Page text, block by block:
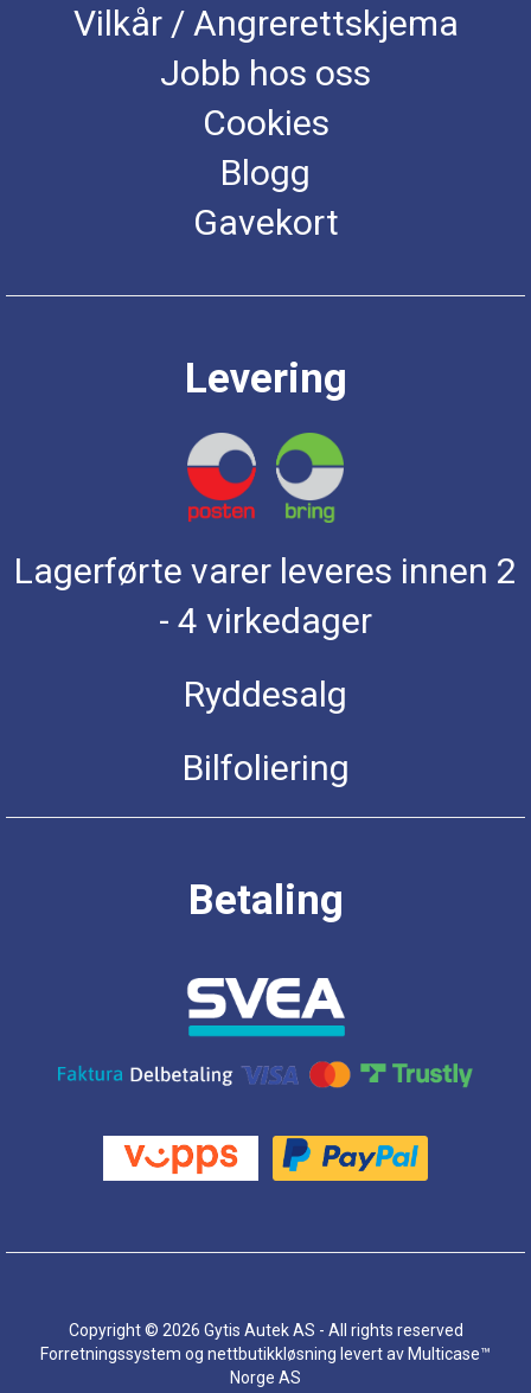
Vilkår / Angrerettskjema
Jobb hos oss
Cookies
Blogg
Gavekort
Levering
Lagerførte varer leveres innen 2
- 4 virkedager
Ryddesalg
Bilfoliering
Betaling
Copyright © 2026 Gytis Autek AS - All rights reserved
Forretningssystem og nettbutikkløsning levert av Multicase™
Norge AS